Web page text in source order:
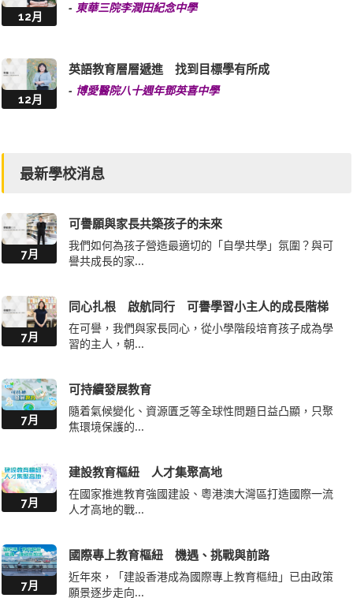
12月
- 東華三院李潤田紀念中學
12月
英語教育層層遞進 找到目標學有所成
- 博愛醫院八十週年鄧英喜中學
最新學校消息
7月
可譽願與家長共築孩子的未來
我們如何為孩子營造最適切的「自學共學」氛圍？與可
譽共成長的家...
7月
同心扎根 啟航同行 可譽學習小主人的成長階梯
在可譽，我們與家長同心，從小學階段培育孩子成為學
習的主人，朝...
7月
可持續發展教育
隨着氣候變化、資源匱乏等全球性問題日益凸顯，只聚
焦環境保護的...
7月
建設教育樞紐 人才集聚高地
在國家推進教育強國建設、粵港澳大灣區打造國際一流
人才高地的戰...
7月
國際專上教育樞紐 機遇、挑戰與前路
近年來，「建設香港成為國際專上教育樞紐」已由政策
願景逐步走向...